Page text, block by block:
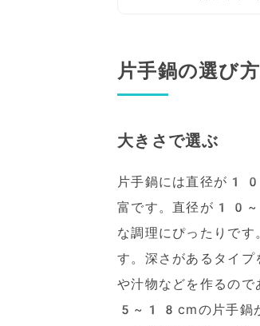
片手鍋の選び方
大きさで選ぶ
片手鍋には直径が
富です。直径が
な調理にぴったり
す。深さがあるタイ
や汁物などを作るの
5~18cmの片手鍋が